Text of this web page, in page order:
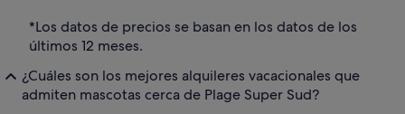
*Los datos de precios se basan en los datos de los
últimos 12 meses.
¿Cuáles son los mejores alquileres vacacionales que
admiten mascotas cerca de Plage Super Sud?